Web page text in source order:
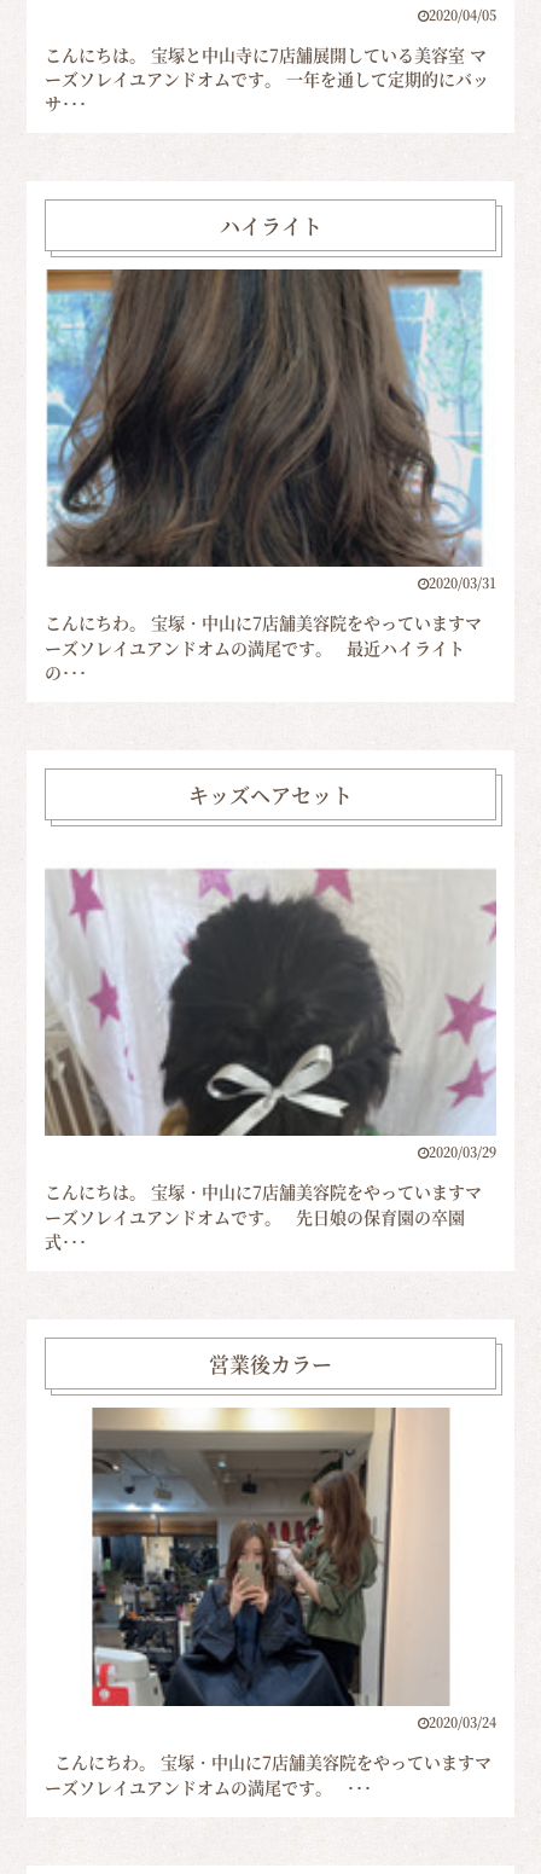
2020/04/05
こんにちは。 宝塚と中山寺に7店舗展開している美容室 マ
ーズソレイユアンドオムです。 一年を通して定期的にバッ
サ･･･
ハイライト
2020/03/31
こんにちわ。 宝塚・中山に7店舗美容院をやっていますマ
ーズソレイユアンドオムの満尾です。 最近ハイライト
の･･･
キッズヘアセット
2020/03/29
こんにちは。 宝塚・中山に7店舗美容院をやっていますマ
ーズソレイユアンドオムです。 先日娘の保育園の卒園
式･･･
営業後カラー
2020/03/24
こんにちわ。 宝塚・中山に7店舗美容院をやっていますマ
ーズソレイユアンドオムの満尾です。 ･･･